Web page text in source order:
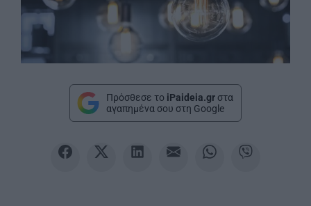
Πρόσθεσε το iPaideia.gr στα
αγαπημένα σου στη Google